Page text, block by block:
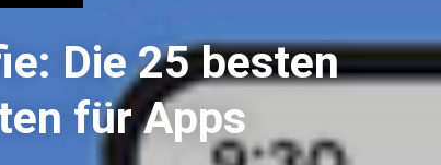
Die 25 besten
für Apps